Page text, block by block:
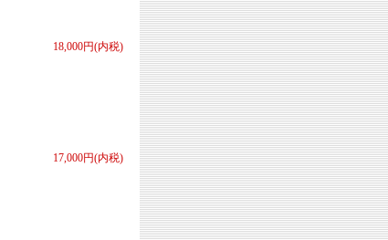
18,000円(内税)
17,000円(内税)